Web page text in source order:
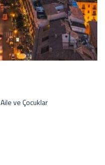
Aile ve Çocuklar